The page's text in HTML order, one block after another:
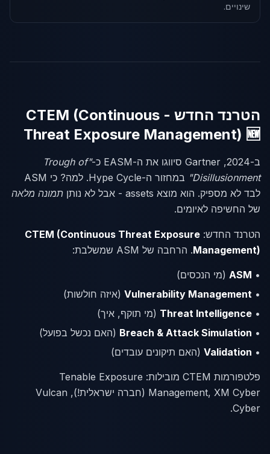
שינויים.
הטרנד החדש - CTEM (Continuous
Threat Exposure Management) 🆕
ב-2024, Gartner סיווגו את ה-EASM כ-
"Trough of
Disillusionment"
במחזור ה-Hype Cycle. למה? כי ASM
לבד לא מספיק. הוא מוצא assets - אבל לא נותן
תמונה מלאה
של החשיפה לאיומים.
הטרנד החדש: CTEM (Continuous Threat Exposure
Management). הרחבה של ASM שמשלבת:
•
ASM (מי הנכסים)
•
Vulnerability Management (איזה חולשות)
•
Threat Intelligence (מי תוקף, איך)
•
Breach & Attack Simulation (האם נכשל בפועל)
•
Validation (האם תיקונים עובדים)
פלטפורמות CTEM מובילות: Tenable Exposure
Management, XM Cyber (חברה ישראלית!), Vulcan
Cyber.